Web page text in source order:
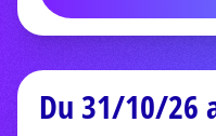
Du 31/10/26